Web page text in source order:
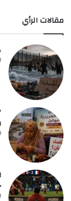
مقالات الرأي